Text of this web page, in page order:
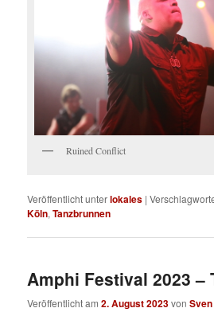
Ruined Conflict
Veröffentlicht unterlokales |
Köln,Tanzbrunnen
Amphi Festival 2023 –
Veröffentlicht am2. August 2023von